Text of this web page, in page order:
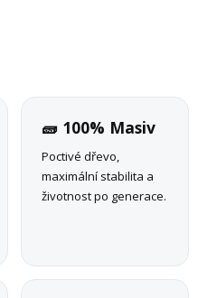
🧱 100% Masiv
Poctivé dřevo,
maximální stabilita a
životnost po generace.